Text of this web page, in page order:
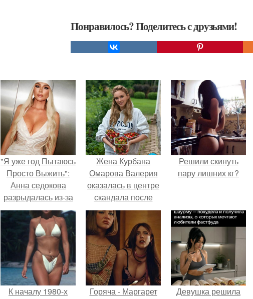
Понравилось? Поделитесь с друзьями!
"Я уже год Пытаюсь
Просто Выжить":
Анна седокова
разрыдалась из-за
жесткой травли и
проклятий в сети.
Жена Курбана
Омарова Валерия
оказалась в центре
скандала после
визита блогера
Марины ильиной в
косметологическую
клинику.
Решили скинуть
пару лишних кг?
К началу 1980-х
Горяча - Маргарет
Девушка решила